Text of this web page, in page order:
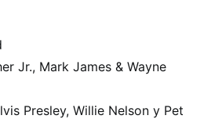
Jr., Mark James & Wayne
Presley, Willie Nelson y Pet